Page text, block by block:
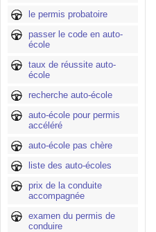
le permis probatoire
passer le code en auto-
école
taux de réussite auto-
école
recherche auto-école
auto-école pour permis
accéléré
auto-école pas chère
liste des auto-écoles
prix de la conduite
accompagnée
examen du permis de
conduire